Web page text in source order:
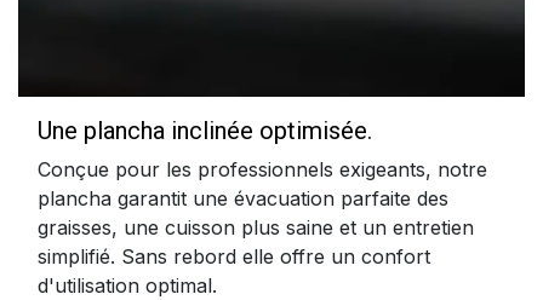
Une plancha inclinée optimisée.
Conçue pour les professionnels exigeants, notre
plancha garantit une évacuation parfaite des
graisses, une cuisson plus saine et un entretien
simplifié. Sans rebord elle offre un confort
d'utilisation optimal.